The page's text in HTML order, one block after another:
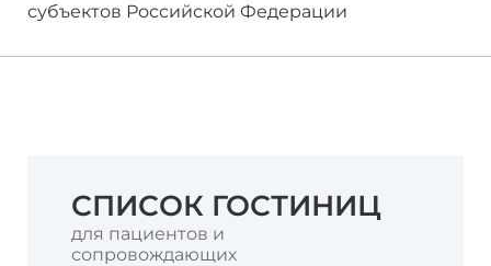
субъектов Российской Федерации
СПИСОК ГОСТИНИЦ
для пациентов и
сопровождающих